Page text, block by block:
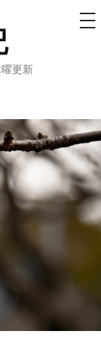
更新
メ
ニ